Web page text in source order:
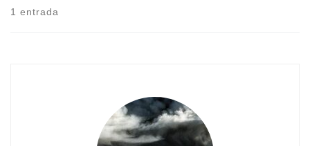
1 entrada